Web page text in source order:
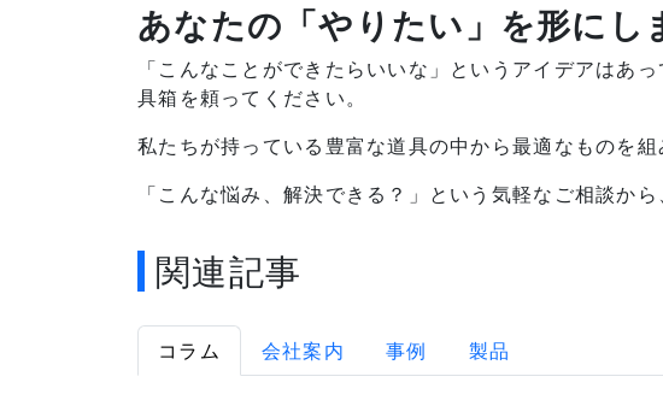
あなたの「やりたい」を形にし
「こんなことができたらいいな」というアイデアは
具箱を頼ってください。
私たちが持っている豊富な道具の中から最適なものを
「こんな悩み、解決できる？」という気軽なご相談か
関連記事
コラム 会社案内 事例 製品